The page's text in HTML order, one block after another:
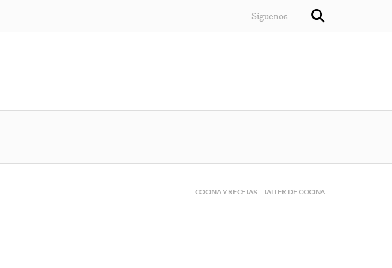
Síguenos
COCINA Y RECETAS TALLER DE COCINA